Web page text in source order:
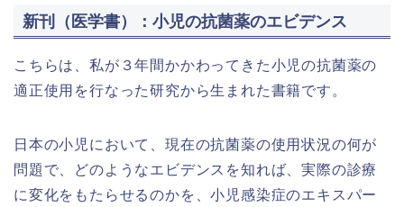
新刊（医学書）：小児の抗菌薬のエビデンス
こちらは、私が３年間かかわってきた小児の抗菌薬の
適正使用を行なった研究から生まれた書籍です。
日本の小児において、現在の抗菌薬の使用状況の何が
問題で、どのようなエビデンスを知れば、実際の診療
に変化をもたらせるのかを、小児感染症のエキスパー